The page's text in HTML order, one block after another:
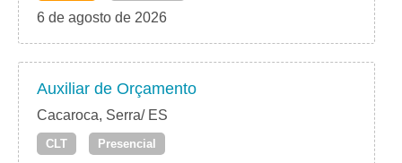
6 de agosto de 2026
Auxiliar de Orçamento
Cacaroca, Serra/ ES
CLT Presencial